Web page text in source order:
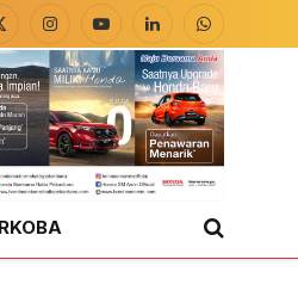
X
InstagramYouTubeLinkedInWhatsApp